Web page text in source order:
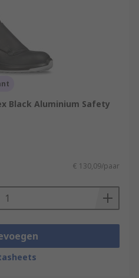
Black Aluminium Safety
€ 130,09/paar